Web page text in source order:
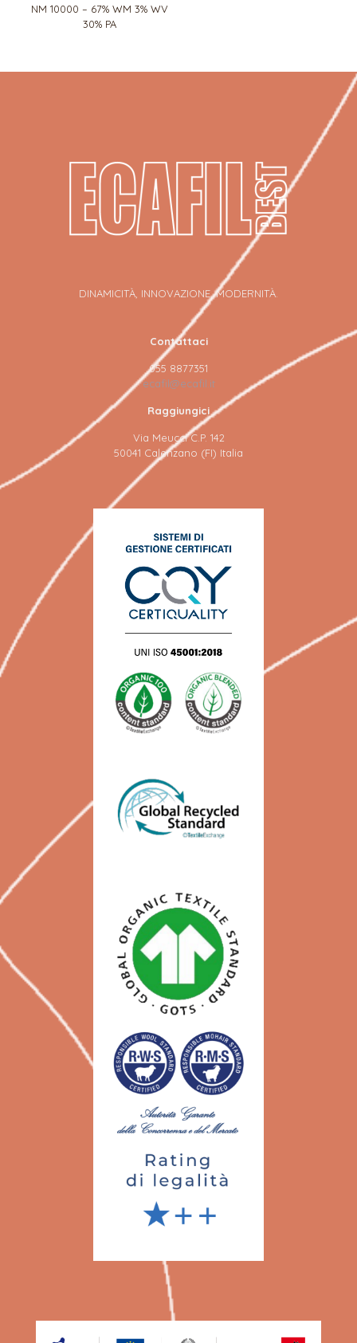
NM 10000 – 67% WM 3% WV
30% PA
DINAMICITÀ, INNOVAZIONE, MODERNITÀ.
Contattaci
055 8877351
ecafil@ecafil.it
Raggiungici
Via Meucci C.P. 142
50041 Calenzano (FI) Italia